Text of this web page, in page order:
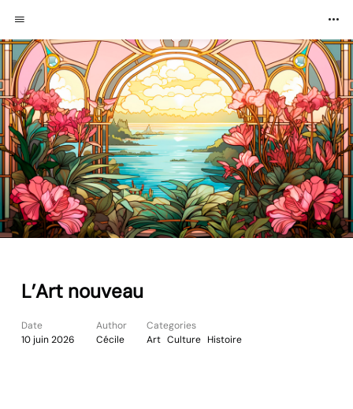
L’Art nouveau
Date
10 juin 2026
Author
Cécile
Categories
Art Culture Histoire